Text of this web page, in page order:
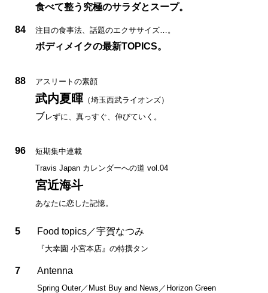
食べて整う究極のサラダとスープ。
84 注目の食事法、話題のエクササイズ…。
ボディメイクの最新TOPICS。
88 アスリートの素顔
武内夏暉 （埼玉西武ライオンズ）
ブレずに、真っすぐ、伸びていく。
96
短期集中連載
Travis Japan カレンダーへの道 vol.04
宮近海斗
あなたに恋した記憶。
5 Food topics／宇賀なつみ
『大幸園 小宮本店』の特撰タン
7 Antenna
Spring Outer／Must Buy and News／Horizon Green